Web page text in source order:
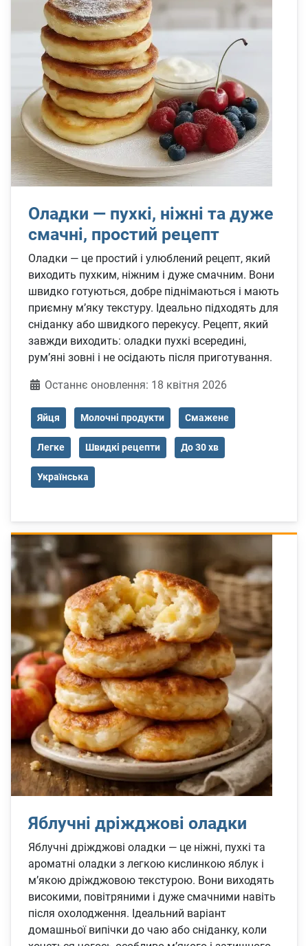
Оладки — пухкі, ніжні та дуже
смачні, простий рецепт
Оладки — це простий і улюблений рецепт, який
виходить пухким, ніжним і дуже смачним. Вони
швидко готуються, добре піднімаються і мають
приємну м’яку текстуру. Ідеально підходять для
сніданку або швидкого перекусу. Рецепт, який
завжди виходить: оладки пухкі всередині,
рум’яні зовні і не осідають після приготування.
ДеталіОстаннє оновлення: 18 квітня 2026
Яйця Молочні продукти Смажене
Легке Швидкі рецепти До 30 хв
Українська
Яблучні дріжджові оладки
Яблучні дріжджові оладки — це ніжні, пухкі та
ароматні оладки з легкою кислинкою яблук і
м’якою дріжджовою текстурою. Вони виходять
високими, повітряними і дуже смачними навіть
після охолодження. Ідеальний варіант
домашньої випічки до чаю або сніданку, коли